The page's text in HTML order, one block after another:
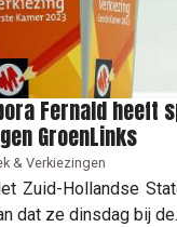
Fernald heeft
GroenLinks
& Verkiezingen
Zuid-Hollandse
dat ze dinsdag bij